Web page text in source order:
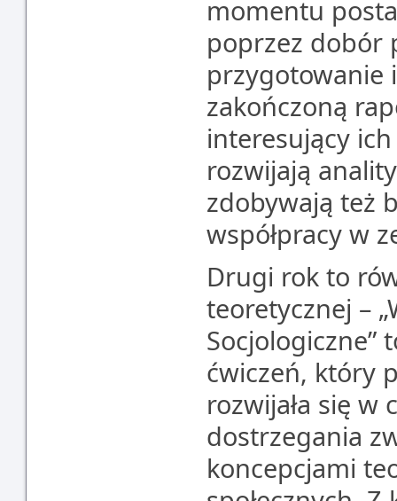
momentu
poprzez dobór
przygotowanie
zakończoną
interesujący
rozwijają
zdobywają też
współpracy w
Drugi rok to
teoretycznej –
Socjologiczne”
ćwiczeń, który
rozwijała się w
dostrzegania
koncepcjami